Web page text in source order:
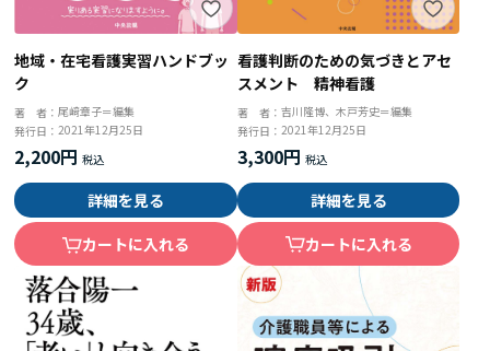
地域・在宅看護実習ハンドブッ
ク
著 者：尾﨑章子＝編集
発行日：2021年12月25日
2,200円
詳細を見る
カートに入れる
看護判断のための気づきとアセ
スメント 精神看護
著 者： 吉川隆博、木戸芳史＝編集
発行日： 2021年12月25日
3,300円
詳細を見る
カートに入れる